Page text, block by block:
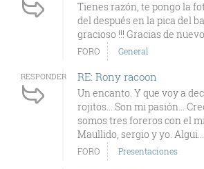
Tienes razón, te pongo la
del después en la pica del
gracioso !!! Gracias de
FORO General
RESPONDER RE: Rony racoon
Un encanto. Y que voy a
rojitos... Son mi pasión...
somos tres foreros con el
Maullido, sergio y yo. Algui...
FORO Presentaciones